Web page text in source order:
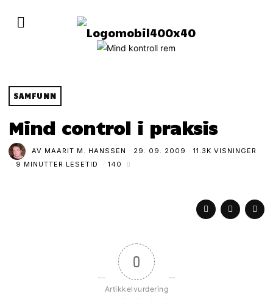
SAMFUNN
Mind control i praksis
AV MAARIT M. HANSSEN 29. 09. 2009
11.3K VISNINGER
9 MINUTTER LESETID
140
0
Artikkelvurdering